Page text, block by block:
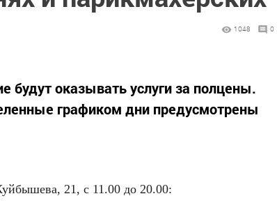
1048 0
будут оказывать услуги за полцены.
графиком дни предусмотрены
21, с 11.00 до 20.00: